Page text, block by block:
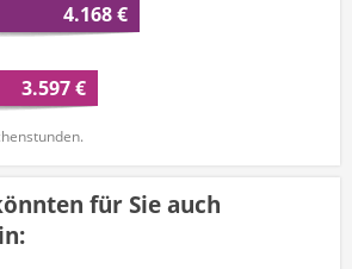
4.168 €
3.597 €
für Sie auch